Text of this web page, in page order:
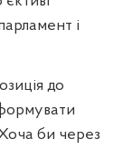
і
до
би через